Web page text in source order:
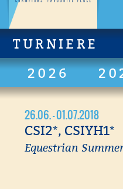
TURNIERE
2026
26.06. - 01.07.2018
CSI2*, CSIYH1*
Equestrian